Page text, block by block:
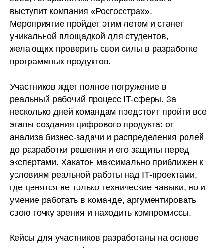
выступит компания «Росгосстрах».
Мероприятие пройдет этим летом и станет
уникальной площадкой для студентов,
желающих проверить свои силы в разработке
программных продуктов.
Участников ждет полное погружение в
реальный рабочий процесс IT-сферы. За
несколько дней командам предстоит пройти все
этапы создания цифрового продукта: от
анализа бизнес-задачи и распределения ролей
до разработки решения и его защиты перед
экспертами. Хакатон максимально приближен к
условиям реальной работы над IT-проектами,
где ценятся не только технические навыки, но и
умение работать в команде, аргументировать
свою точку зрения и находить компромиссы.
Кейсы для участников разработаны на основе